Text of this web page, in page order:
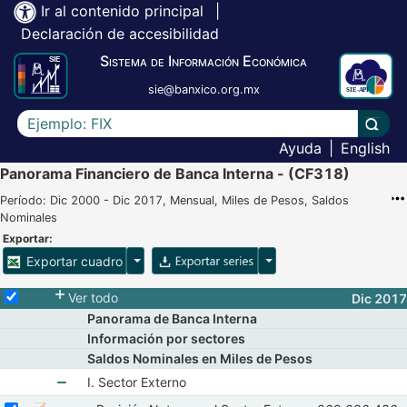
Ir al contenido principal
Declaración de accesibilidad
Sistema de Información Económica
sie@banxico.org.mx
Escriba el texto a buscar
Ayuda
English
Panorama Financiero de Banca Interna - (CF318)
Período: Dic 2000 - Dic 2017, Mensual, Miles de Pesos, Saldos
Nominales
Exportar:
Exportar cuadro Opciones para exportar cuadroOpciones para exportar
Selecciona o desmarca todas las series
Ver todo
Dic 2017
Panorama de Banca Interna
Información por sectores
Saldos Nominales en Miles de Pesos
I. Sector Externo